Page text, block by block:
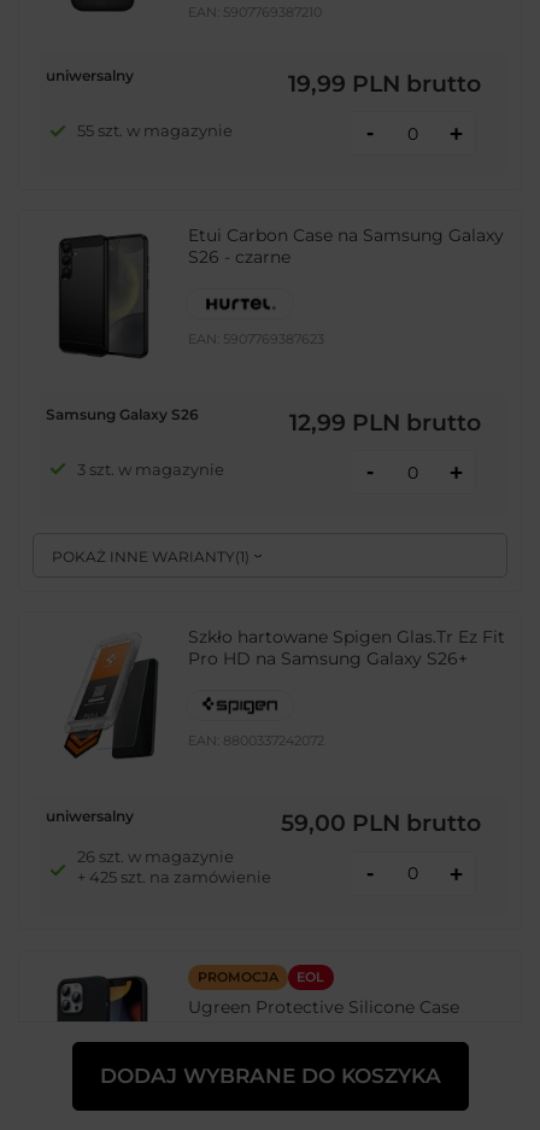
EAN: 5907769387210
uniwersalny 19,99 PLN brutto
55 szt. w magazynie - +
Etui Carbon Case na Samsung Galaxy
S26 - czarne
EAN: 5907769387623
POKAŻ INNE WARIANTY( 1)
Samsung Galaxy S26 12,99 PLN brutto
3 szt. w magazynie - +
Szkło hartowane Spigen Glas.Tr Ez Fit
Pro HD na Samsung Galaxy S26+
EAN: 8800337242072
uniwersalny 59,00 PLN brutto
26 szt. w magazynie
+ 425 szt. na zamówienie
- +
PROMOCJA EOL
Ugreen Protective Silicone Case
DODAJ WYBRANE DO KOSZYKA